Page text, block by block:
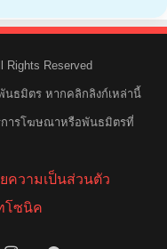
Rights Reserved
นธมิตร หากคลิกลิงก์เหล่านี้
การโฆษณาหรือพันธมิตรที่
ความเป็นส่วนตัว
โซนิค